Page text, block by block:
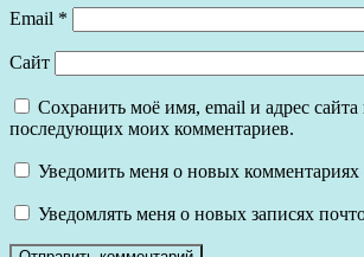
Email *
Сайт
Сохранить моё имя, email и адрес сайта
последующих моих комментариев.
Уведомить меня о новых комментариях
Уведомлять меня о новых записях